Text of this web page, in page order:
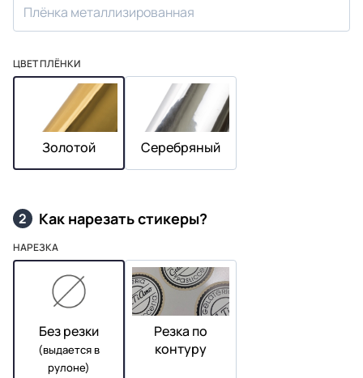
Плёнка металлизированная
ЦВЕТ ПЛЁНКИ
Золотой Серебряный
2 Как нарезать стикеры?
НАРЕЗКА
Без резки
(выдается в
рулоне)
Резка по
контуру